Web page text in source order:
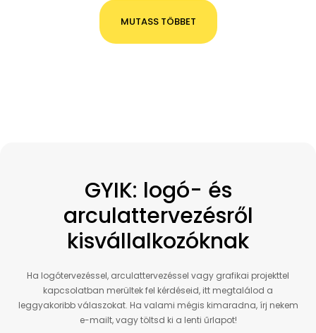
MUTASS TÖBBET
GYIK: logó- és
arculattervezésről
kisvállalkozóknak
Ha logótervezéssel, arculattervezéssel vagy grafikai projekttel
kapcsolatban merültek fel kérdéseid, itt megtalálod a
leggyakoribb válaszokat. Ha valami mégis kimaradna, írj nekem
e-mailt, vagy töltsd ki a lenti űrlapot!